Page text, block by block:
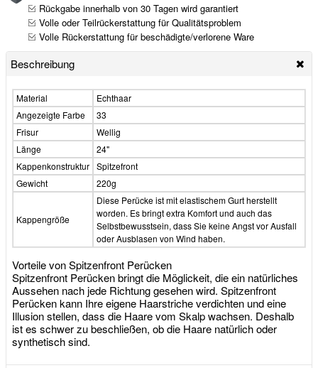
Rückgabe innerhalb von 30 Tagen wird garantiert
Volle oder Teilrückerstattung für Qualitätsproblem
Volle Rückerstattung für beschädigte/verlorene Ware
Beschreibung
Material
Echthaar
Angezeigte Farbe
33
Frisur
Wellig
Länge
24"
Kappenkonstruktur Spitzefront
Gewicht
220g
Kappengröße
Diese Perücke ist mit elastischem Gurt herstellt
worden. Es bringt extra Komfort und auch das
Selbstbewusstsein, dass Sie keine Angst vor Ausfall
oder Ausblasen von Wind haben.
Vorteile von Spitzenfront Perücken
Spitzenfront Perücken bringt die Möglickeit, die ein natürliches
Aussehen nach jede Richtung gesehen wird. Spitzenfront
Perücken kann Ihre eigene Haarstriche verdichten und eine
Illusion stellen, dass die Haare vom Skalp wachsen. Deshalb
ist es schwer zu beschließen, ob die Haare natürlich oder
synthetisch sind.